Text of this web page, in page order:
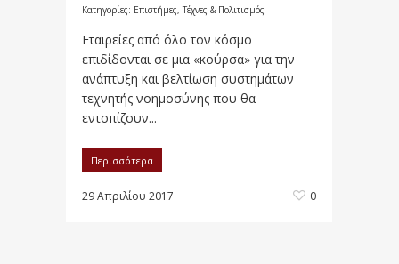
Κατηγορίες: Επιστήμες, Τέχνες & Πολιτισμός
Εταιρείες από όλο τον κόσμο
επιδίδονται σε μια «κούρσα» για την
ανάπτυξη και βελτίωση συστημάτων
τεχνητής νοημοσύνης που θα
εντοπίζουν...
Περισσότερα
29 Απριλίου 2017 0